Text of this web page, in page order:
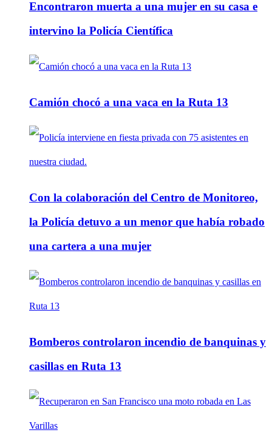
Encontraron muerta a una mujer en su casa e
intervino la Policía Científica
Camión chocó a una vaca en la Ruta 13
Con la colaboración del Centro de Monitoreo,
la Policía detuvo a un menor que había robado
una cartera a una mujer
Bomberos controlaron incendio de banquinas y
casillas en Ruta 13